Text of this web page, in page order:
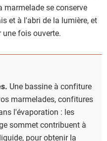
marmelade se conserve
et à l'abri de la lumière, et
fois ouverte.
Une bassine à confiture
marmelades, confitures
l'évaporation : les
sommet contribuent à
pour obtenir la